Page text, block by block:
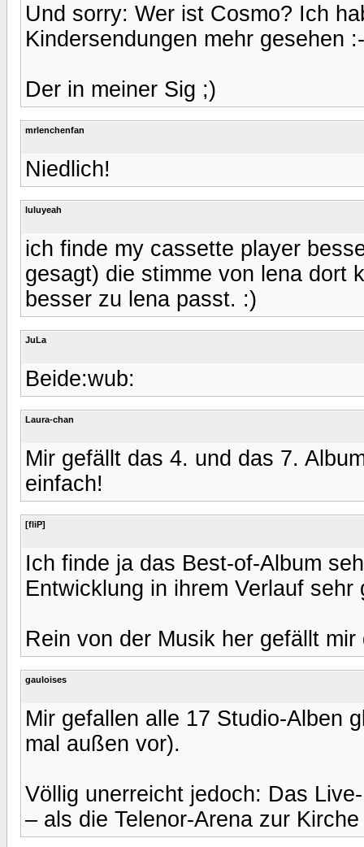
Und sorry: Wer ist Cosmo? Ich
Kindersendungen mehr gesehen
Der in meiner Sig ;)
mrlenchenfan
Niedlich!
luluyeah
ich finde my cassette player
gesagt) die stimme von lena dort
besser zu lena passt. :)
JuLa
Beide:wub:
Laura-chan
Mir gefällt das 4. und das 7.
einfach!
[fliP]
Ich finde ja das Best-of-Album
Entwicklung in ihrem Verlauf sehr
Rein von der Musik her gefällt
gauloises
Mir gefallen alle 17 Studio-Alben
mal außen vor).
Völlig unerreicht jedoch: Das
– als die Telenor-Arena zur